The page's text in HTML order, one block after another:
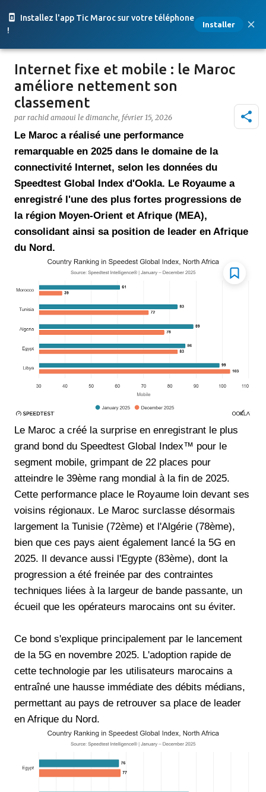
Installez l'app Tic Maroc sur votre téléphone
!
Installer
Accéder au contenu principal
Internet fixe et mobile : le Maroc
améliore nettement son
classement
par rachid amaoui le dimanche, février 15, 2026
Le Maroc a réalisé une performance
remarquable en 2025 dans le domaine de la
connectivité Internet, selon les données du
Speedtest Global Index d'Ookla. Le Royaume a
enregistré l'une des plus fortes progressions de
la région Moyen-Orient et Afrique (MEA),
consolidant ainsi sa position de leader en Afrique
du Nord.
Le Maroc a créé la surprise en enregistrant le plus
grand bond du Speedtest Global Index™ pour le
segment mobile, grimpant de 22 places pour
atteindre le 39ème rang mondial à la fin de 2025.
Cette performance place le Royaume loin devant ses
voisins régionaux. Le Maroc surclasse désormais
largement la Tunisie (72ème) et l'Algérie (78ème),
bien que ces pays aient également lancé la 5G en
2025. Il devance aussi l'Egypte (83ème), dont la
progression a été freinée par des contraintes
techniques liées à la largeur de bande passante, un
écueil que les opérateurs marocains ont su éviter.
Ce bond s'explique principalement par le lancement
de la 5G en novembre 2025. L'adoption rapide de
cette technologie par les utilisateurs marocains a
entraîné une hausse immédiate des débits médians,
permettant au pays de retrouver sa place de leader
en Afrique du Nord.